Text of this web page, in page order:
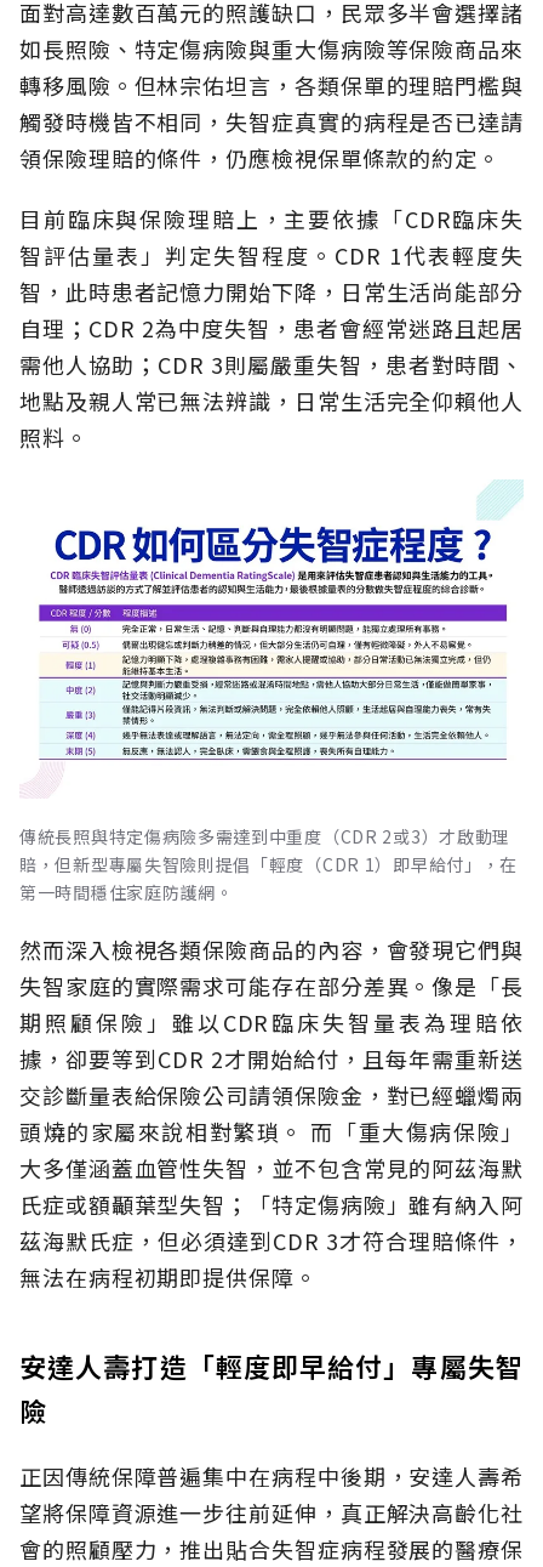
面對高達數百萬元的照護缺口，民眾多半會選擇諸
如長照險、特定傷病險與重大傷病險等保險商品來
轉移風險。但林宗佑坦言，各類保單的理賠門檻與
觸發時機皆不相同，失智症真實的病程是否已達請
領保險理賠的條件，仍應檢視保單條款的約定。
目前臨床與保險理賠上，主要依據「CDR臨床失
智評估量表」判定失智程度。CDR 1代表輕度失
智，此時患者記憶力開始下降，日常生活尚能部分
自理；CDR 2為中度失智，患者會經常迷路且起居
需他人協助；CDR 3則屬嚴重失智，患者對時間、
地點及親人常已無法辨識，日常生活完全仰賴他人
照料。
傳統長照與特定傷病險多需達到中重度（CDR 2或3）才啟動理
賠，但新型專屬失智險則提倡「輕度（CDR 1）即早給付」，在
第一時間穩住家庭防護網。
然而深入檢視各類保險商品的內容，會發現它們與
失智家庭的實際需求可能存在部分差異。像是「長
期照顧保險」雖以CDR臨床失智量表為理賠依
據，卻要等到CDR 2才開始給付，且每年需重新送
交診斷量表給保險公司請領保險金，對已經蠟燭兩
頭燒的家屬來說相對繁瑣。 而「重大傷病保險」
大多僅涵蓋血管性失智，並不包含常見的阿茲海默
氏症或額顳葉型失智；「特定傷病險」雖有納入阿
茲海默氏症，但必須達到CDR 3才符合理賠條件，
無法在病程初期即提供保障。
安達人壽打造「輕度即早給付」專屬失智
險
正因傳統保障普遍集中在病程中後期，安達人壽希
望將保障資源進一步往前延伸，真正解決高齡化社
會的照顧壓力，推出貼合失智症病程發展的醫療保